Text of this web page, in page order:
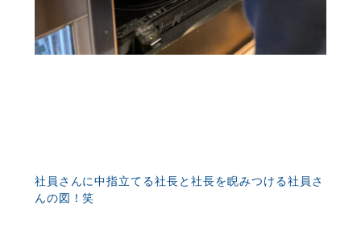
社員さんに中指立てる社長と社長を睨みつける社員さ
んの図！笑